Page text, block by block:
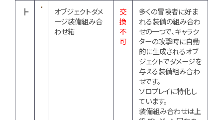
┣
オブジェクトダメ
ージ装備組み合
わせ箱
交
換
不
可
多くの冒険者に好ま
れる装備の組み合わ
せの一つで、キャラク
ターの攻撃時に自動
的に生成されるオブ
ジェクトでダメージを
与える装備組み合わ
せです。
ソロプレイに特化し
ています。
装備組み合わせは上